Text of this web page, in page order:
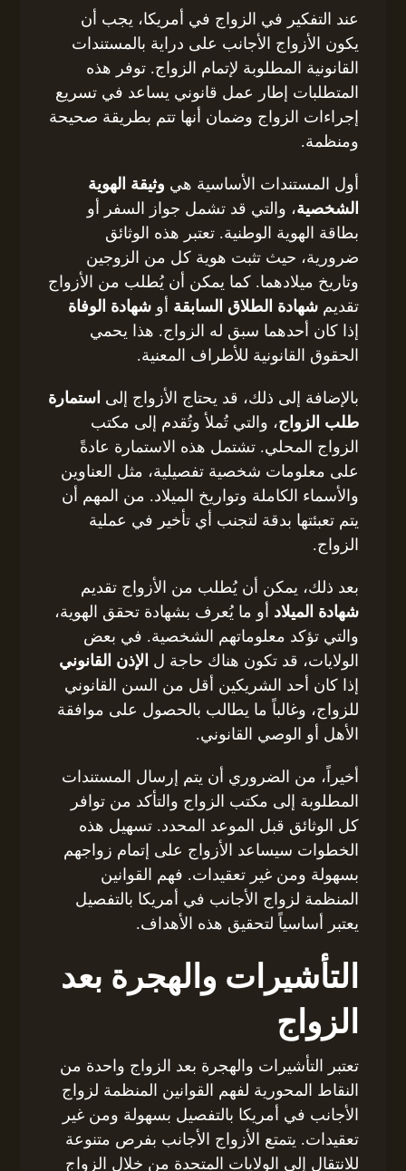
عند التفكير في الزواج في أمريكا، يجب أن
يكون الأزواج الأجانب على دراية بالمستندات
القانونية المطلوبة لإتمام الزواج. توفر هذه
المتطلبات إطار عمل قانوني يساعد في تسريع
إجراءات الزواج وضمان أنها تتم بطريقة صحيحة
ومنظمة.
أول المستندات الأساسية هي وثيقة الهوية
الشخصية، والتي قد تشمل جواز السفر أو
بطاقة الهوية الوطنية. تعتبر هذه الوثائق
ضرورية، حيث تثبت هوية كل من الزوجين
وتاريخ ميلادهما. كما يمكن أن يُطلب من الأزواج
تقديمشهادة الطلاق السابقة أوشهادة الوفاة
إذا كان أحدهما سبق له الزواج. هذا يحمي
الحقوق القانونية للأطراف المعنية.
بالإضافة إلى ذلك، قد يحتاج الأزواج إلى استمارة
طلب الزواج، والتي تُملأ وتُقدم إلى مكتب
الزواج المحلي. تشتمل هذه الاستمارة عادةً
على معلومات شخصية تفصيلية، مثل العناوين
والأسماء الكاملة وتواريخ الميلاد. من المهم أن
يتم تعبئتها بدقة لتجنب أي تأخير في عملية
الزواج.
بعد ذلك، يمكن أن يُطلب من الأزواج تقديم
شهادة الميلاد أو ما يُعرف بشهادة تحقق الهوية،
والتي تؤكد معلوماتهم الشخصية. في بعض
الولايات، قد تكون هناك حاجة ل الإذن القانوني
إذا كان أحد الشريكين أقل من السن القانوني
للزواج، وغالباً ما يطالب بالحصول على موافقة
الأهل أو الوصي القانوني.
أخيراً، من الضروري أن يتم إرسال المستندات
المطلوبة إلى مكتب الزواج والتأكد من توافر
كل الوثائق قبل الموعد المحدد. تسهيل هذه
الخطوات سيساعد الأزواج على إتمام زواجهم
بسهولة ومن غير تعقيدات. فهم القوانين
المنظمة لزواج الأجانب في أمريكا بالتفصيل
يعتبر أساسياً لتحقيق هذه الأهداف.
التأشيرات والهجرة بعد
الزواج
تعتبر التأشيرات والهجرة بعد الزواج واحدة من
النقاط المحورية لفهم القوانين المنظمة لزواج
الأجانب في أمريكا بالتفصيل بسهولة ومن غير
تعقيدات. يتمتع الأزواج الأجانب بفرص متنوعة
للانتقال إلى الولايات المتحدة من خلال الزواج